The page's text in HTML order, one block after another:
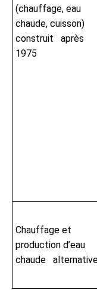
(chauffage, eau
chaude, cuisson)
construit après
1975
Chauffage et
production d’eau
chaude